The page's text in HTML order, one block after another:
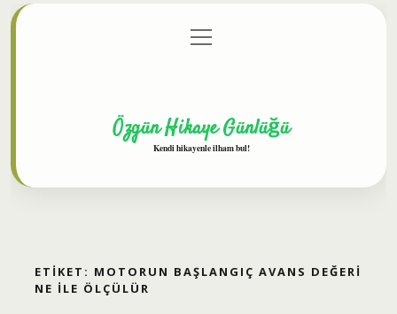
Gizlilik Politikası
menüyü
aç
Özgün Hikaye Günlüğü
Kendi hikayenle ilham bul!
ETIKET: MOTORUN BAŞLANGIÇ AVANS DEĞERI
NE ILE ÖLÇÜLÜR